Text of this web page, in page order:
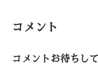
コメント
コメントお待ちし